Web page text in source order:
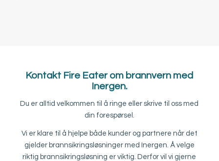
Kontakt Fire Eater om brannvern med
Inergen.
Du er alltid velkommen til å ringe eller skrive til oss med
din forespørsel.
Vi er klare til å hjelpe både kunder og partnere når det
gjelder brannsikringsløsninger med Inergen. Å velge
riktig brannsikringsløsning er viktig. Derfor vil vi gjerne